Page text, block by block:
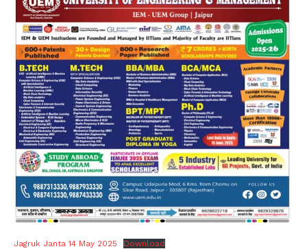
Jagruk Janta 14 May 2025 Download